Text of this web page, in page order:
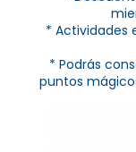
* Actividades
* Podrás
puntos